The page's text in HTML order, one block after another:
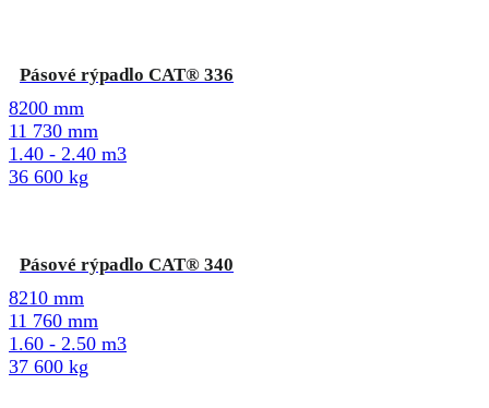
Pásové rýpadlo CAT® 336
8200 mm
11 730 mm
1.40 - 2.40 m3
36 600 kg
Pásové rýpadlo CAT® 340
8210 mm
11 760 mm
1.60 - 2.50 m3
37 600 kg